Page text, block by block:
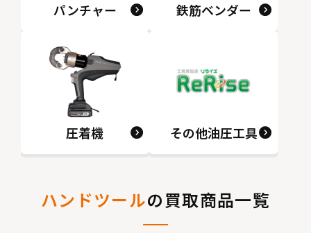
パンチャー 鉄筋ベンダー
圧着機 その他油圧工具
ハンドツールの買取商品一覧